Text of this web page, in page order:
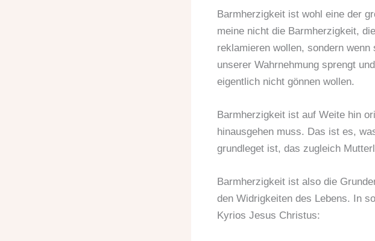
Barmherzigkeit ist wohl eine der
meine nicht die Barmherzigkeit,
reklamieren wollen, sondern
unserer Wahrnehmung sprengt
eigentlich nicht gönnen wollen.
Barmherzigkeit ist auf Weite hin
hinausgehen muss. Das ist es,
grundleget ist, das zugleich
Barmherzigkeit ist also die
den Widrigkeiten des Lebens. In
Kyrios Jesus Christus: